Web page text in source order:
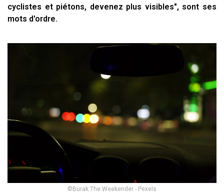
cyclistes et piétons, devenez plus visibles", sont ses
mots d'ordre.
©Burak The Weekender - Pexels